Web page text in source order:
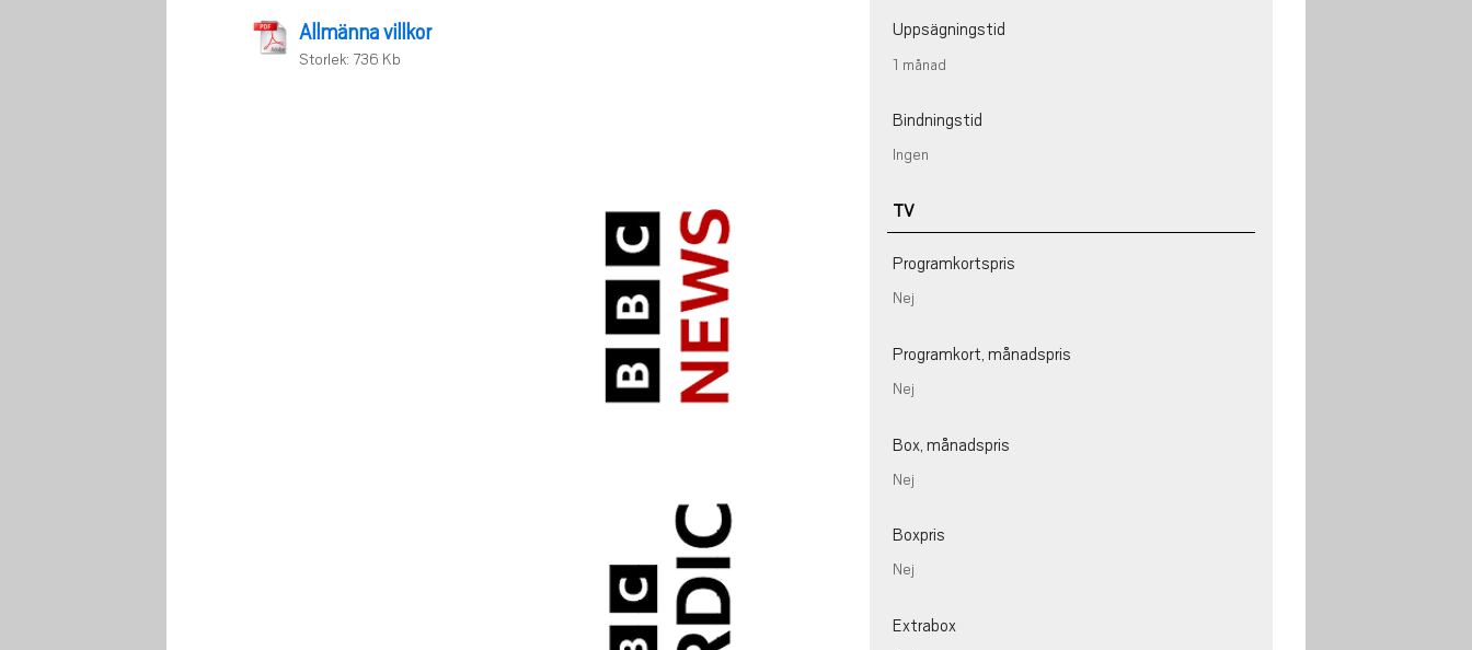
Allmänna villkor
Storlek: 736 Kb
Uppsägningstid
1 månad
Bindningstid
Ingen
TV
Programkortspris
Nej
Programkort, månadspris
Nej
Box, månadspris
Nej
Boxpris
Nej
Extrabox